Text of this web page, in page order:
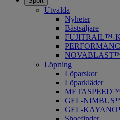
Utvalda
Nyheter
Bästsäljare
FUJITRAIL™-
Löpning
Löparskor
Löparkläder
METASPEED™
​GEL-
GEL-